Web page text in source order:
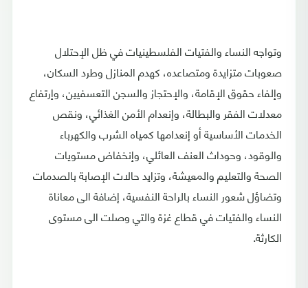
وتواجه النساء والفتيات الفلسطينيات في ظل الإحتلال
صعوبات متزايدة ومتصاعده، كهدم المنازل وطرد السكان،
وإلفاء حقوق الإقامة، والإحتجاز والسجن التعسفيين، وإرتفاع
معدلات الفقر والبطالة، وإنعدام الأمن الغذائي، ونقص
الخدمات الأساسية أو إنعدامها كمياه الشرب والكهرباء
والوقود، وحوداث العنف العائلي، وإنخفاض مستويات
الصحة والتعليم والمعيشة، وتزايد حالات الإصابة بالصدمات
وتضاؤل شعور النساء بالراحة النفسية، إضافة الى معاناة
النساء والفتيات في قطاع غزة والتي وصلت الى مستوى
الكارثة.